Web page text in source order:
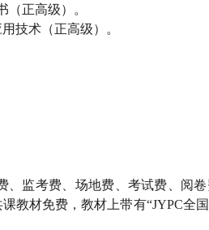
（正高级）。
技术（正高级）。
监考费、场地费、考试费、阅
教材免费，教材上带有“JYPC全